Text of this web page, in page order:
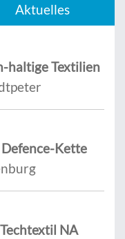
Aktuelles
haltige Textilien
Kette
NA